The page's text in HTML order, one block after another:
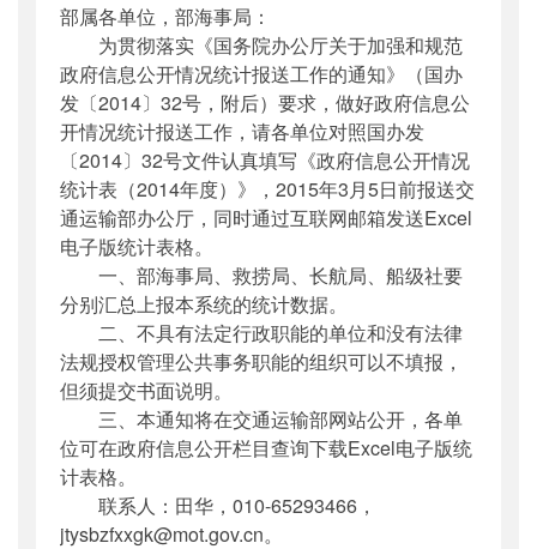
部属各单位，部海事局：
为贯彻落实《国务院办公厅关于加强和规范
政府信息公开情况统计报送工作的通知》（国办
发〔2014〕32号，附后）要求，做好政府信息公
开情况统计报送工作，请各单位对照国办发
〔2014〕32号文件认真填写《政府信息公开情况
统计表（2014年度）》，2015年3月5日前报送交
通运输部办公厅，同时通过互联网邮箱发送Excel
电子版统计表格。
一、部海事局、救捞局、长航局、船级社要
分别汇总上报本系统的统计数据。
二、不具有法定行政职能的单位和没有法律
法规授权管理公共事务职能的组织可以不填报，
但须提交书面说明。
三、本通知将在交通运输部网站公开，各单
位可在政府信息公开栏目查询下载Excel电子版统
计表格。
联系人：田华，010-65293466，
jtysbzfxxgk@mot.gov.cn。